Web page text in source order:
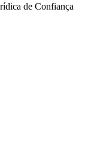
de Confiança